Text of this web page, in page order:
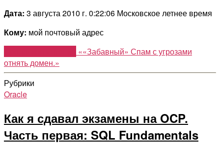
Дата: 3 августа 2010 г. 0:22:06 Московское летнее время
Кому: мой почтовый адрес
««Забавный» Спам с угрозами
отнять домен.»
Рубрики
Oracle
Как я сдавал экзамены на OCP.
Часть первая: SQL Fundamentals